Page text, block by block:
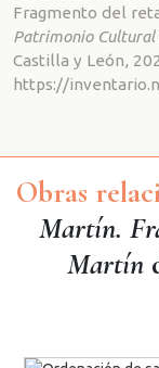
Fragmento del
Patrimonio Cultural
Castilla y León,
https://
Obras
Martín.
Martín